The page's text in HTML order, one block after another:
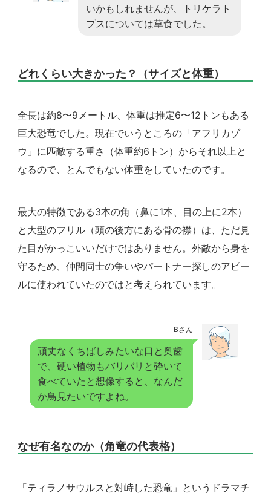
いかもしれませんが、トリケラト
プスについては草食でした。
どれくらい大きかった？（サイズと体重）
全長は約8〜9メートル、体重は推定6〜12トンもある
巨大恐竜でした。現在でいうところの「アフリカゾ
ウ」に匹敵する重さ（体重約6トン）からそれ以上と
なるので、とんでもない体重をしていたのです。
最大の特徴である3本の角（鼻に1本、目の上に2本）
と大型のフリル（頭の後方にある骨の襟）は、ただ見
た目がかっこいいだけではありません。外敵から身を
守るため、仲間同士の争いやパートナー探しのアピー
ルに使われていたのではと考えられています。
Bさん
頑丈なくちばしみたいな口と奥歯
で、硬い植物もバリバリと砕いて
食べていたと想像すると、なんだ
か鳥見たいですよね。
なぜ有名なのか（角竜の代表格）
「ティラノサウルスと対峙した恐竜」というドラマチ